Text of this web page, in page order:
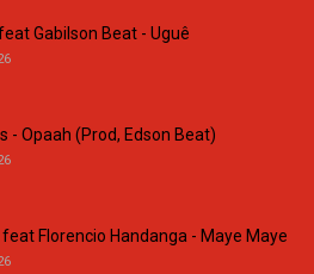
Gabilson Beat - Uguê
- Opaah (Prod, Edson Beat)
Florencio Handanga - Maye Maye